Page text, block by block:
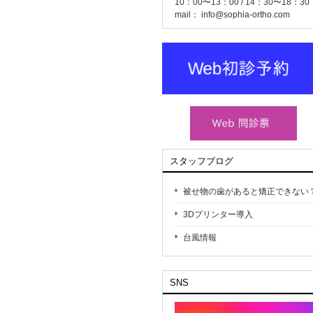
10：00〜13：00 / 14：30〜18：30
mail： info@sophia-ortho.com
スタッフブログ
被せ物の歯があると矯正できない
3Dプリンター導入
台風情報
SNS